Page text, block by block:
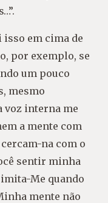
isso em cima de
por exemplo, se
um pouco
mesmo
voz interna me
a mente com
na com o
sentir minha
Me quando
mente não